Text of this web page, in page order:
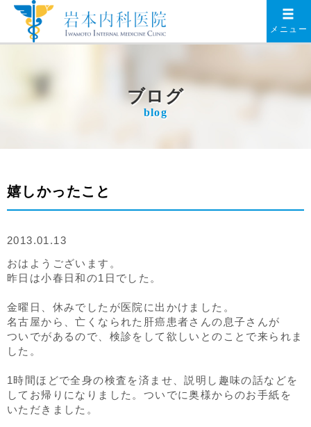
メニュー
ブログ
blog
嬉しかったこと
2013.01.13
おはようございます。
昨日は小春日和の1日でした。
金曜日、休みでしたが医院に出かけました。
名古屋から、亡くなられた肝癌患者さんの息子さんが
ついでがあるので、検診をして欲しいとのことで来られま
した。
1時間ほどで全身の検査を済ませ、説明し趣味の話などを
してお帰りになりました。ついでに奥様からのお手紙を
いただきました。